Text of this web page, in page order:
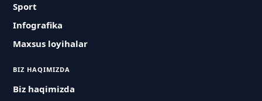
Sport
Infografika
Maxsus loyihalar
BIZ HAQIMIZDA
Biz haqimizda